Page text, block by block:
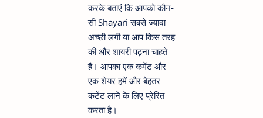
करके बताएं कि आपको कौन-
सी Shayari सबसे ज्यादा
अच्छी लगी या आप किस तरह
की और शायरी पढ़ना चाहते
हैं। आपका एक कमेंट और
एक शेयर हमें और बेहतर
कंटेंट लाने के लिए प्रेरित
करता है।